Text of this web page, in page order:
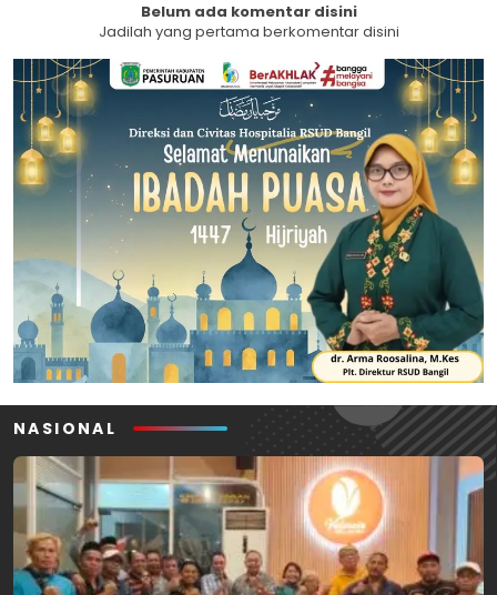
Belum ada komentar disini
Jadilah yang pertama berkomentar disini
NASIONAL